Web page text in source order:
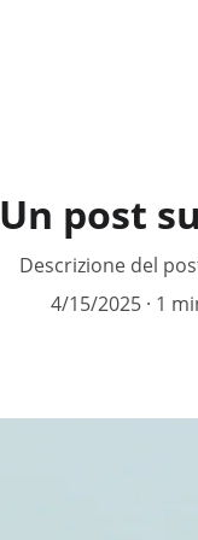
Un post
Descrizione del
4/15/2025 1